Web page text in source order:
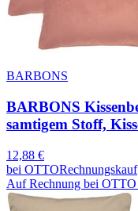
BARBONS
BARBONS
samtigem Stoff,
12,88 €
bei OTTORechnungskauf
Auf Rechnung bei OTTO